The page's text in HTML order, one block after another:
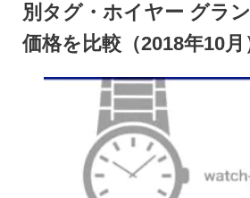
別タグ・ホイヤー グラ
価格を比較（2018年10月